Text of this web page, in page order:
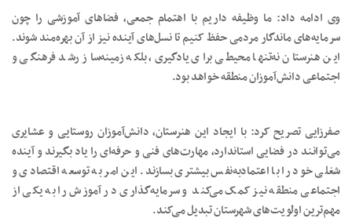
وی ادامه داد: ما وظیفه داریم با اهتمام جمعی، فضاهای آموزشی را چون
سرمایه‌های ماندگار مردمی حفظ کنیم تا نسل‌های آینده نیز از آن بهره‌مند شوند.
این هنرستان نه‌تنها محیطی برای یادگیری، بلکه زمینه‌ساز رشد فرهنگی و
اجتماعی دانش‌آموزان منطقه خواهد بود.
صفرزایی تصریح کرد: با ایجاد این هنرستان، دانش‌آموزان روستایی و عشایری
می‌توانند در فضایی استاندارد، مهارت‌های فنی و حرفه‌ای را یاد بگیرند و آینده
شغلی خود را با اعتمادبه‌نفس بیشتری بسازند. این امر به توسعه اقتصادی و
اجتماعی منطقه نیز کمک می‌کند و سرمایه‌گذاری در آموزش را به یکی از
مهم‌ترین اولویت‌های شهرستان تبدیل می‌کند.